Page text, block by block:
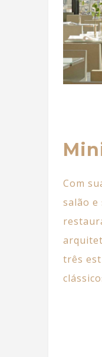
Com
salão e
três